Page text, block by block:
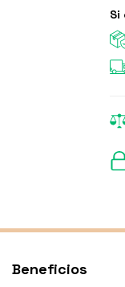
Si
Beneficios